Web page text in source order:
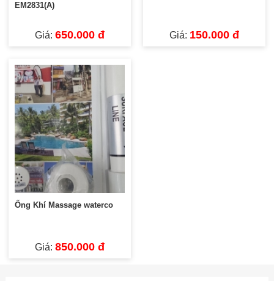
EM2831(A)
Giá:650.000 đ Giá: 150.000 đ
Ống Khí Massage waterco
Giá:850.000 đ